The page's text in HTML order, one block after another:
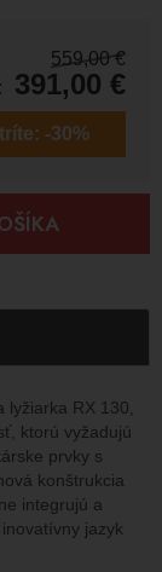
559,00 €
391,00 €
-30%
RX 130,
ktorú vyžadujú
prvky s
konštrukcia
integrujú a
jazyk